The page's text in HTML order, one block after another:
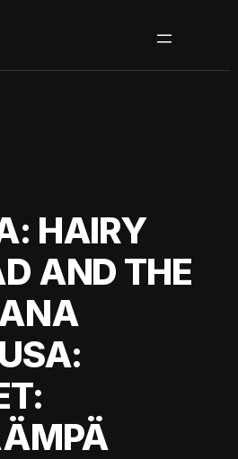
HAIRY
AND THE